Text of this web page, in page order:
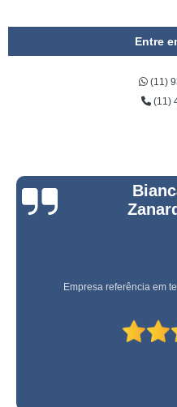
Entre
(11)
(11)
Empresa referência em